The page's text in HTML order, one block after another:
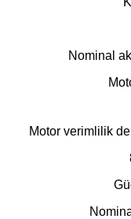
Nominal
Motor verimlilik